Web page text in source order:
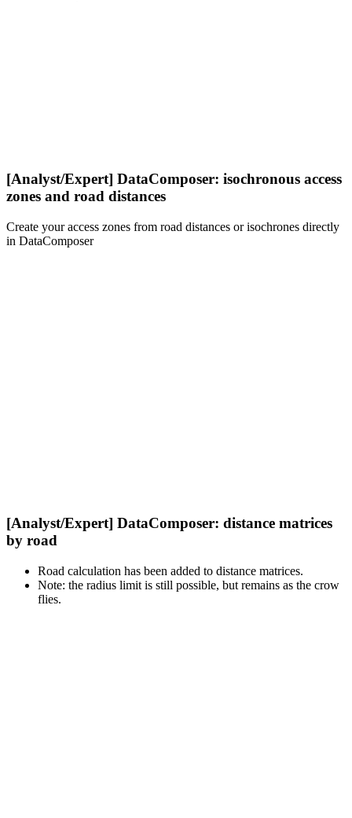
[Analyst/Expert] DataComposer: isochronous access
zones and road distances
Create your access zones from road distances or isochrones directly
in DataComposer
[Analyst/Expert] DataComposer: distance matrices
by road
Road calculation has been added to distance matrices.
Note: the radius limit is still possible, but remains as the crow
flies.